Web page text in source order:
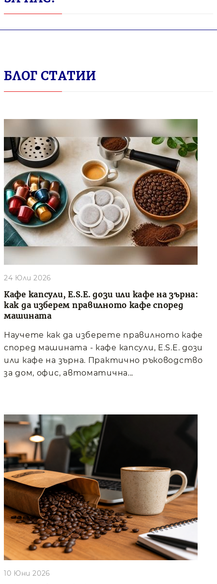
БЛОГ СТАТИИ
Кафе капсули, E.S.E. дози или кафе на зърна:
как да изберем правилното кафе според
машината
24 Юли 2026
Научете как да изберете правилното кафе
според машината - кафе капсули, E.S.E. дози
или кафе на зърна. Практично ръководство
за дом, офис, автоматична...
10 Юни 2026